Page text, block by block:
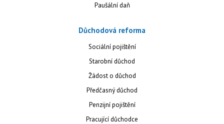
Paušální daň
Důchodová reforma
Sociální pojištění
Starobní důchod
Žádost o důchod
Předčasný důchod
Penzijní pojištění
Pracující důchodce